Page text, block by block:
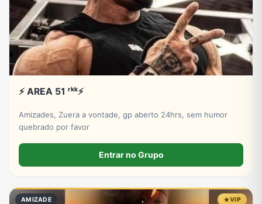
⚡ AREA 51 ʳᵏᵏ⚡
Amizades, Zuera a vontade, gp aberto 24hrs, sem humor
quebrado por favor
Entrar no Grupo
AMIZADE VIP